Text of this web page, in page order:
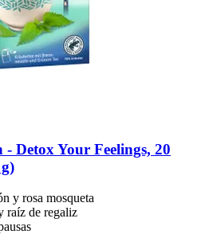
-​ Detox Your Feelings, 20
y rosa mosqueta
raíz de regaliz